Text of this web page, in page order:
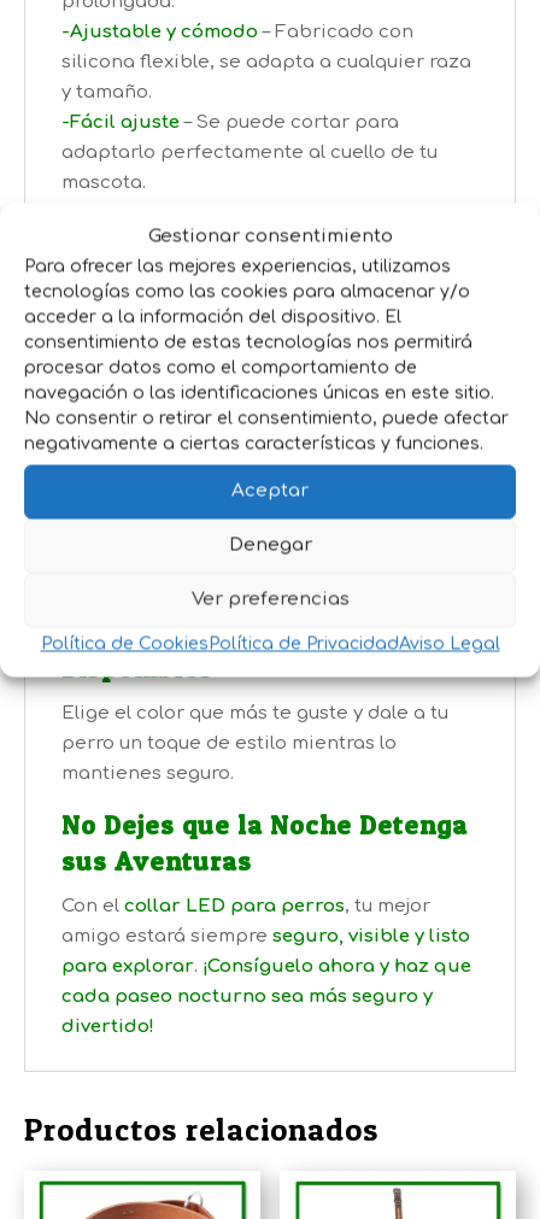
Gestionar consentimiento
Para ofrecer las mejores experiencias, utilizamos
tecnologías como las cookies para almacenar y/o
acceder a la información del dispositivo. El
consentimiento de estas tecnologías nos permitirá
procesar datos como el comportamiento de
navegación o las identificaciones únicas en este sitio.
No consentir o retirar el consentimiento, puede afectar
negativamente a ciertas características y funciones.
Aceptar
Denegar
Ver preferencias
Política de Cookies Política de PrivacidadAviso Legal
-Ajustable y cómodo – Fabricado con
silicona flexible, se adapta a cualquier raza
y tamaño.
-Fácil ajuste – Se puede cortar para
adaptarlo perfectamente al cuello de tu
mascota.
Beneficios Clave
-Mayor seguridad – Mantiene a tu perro
visible en zonas con tráfico o poca
iluminación.
-Tranquilidad total – Disfruta los paseos
nocturnos sin preocuparte por perder de
vista a tu mascota.
-Uso sencillo y práctico– Solo enciéndelo,
ajústalo y listo para la aventura.
-Durabilidad y resistencia– Materiales de
alta calidad que garantizan una larga vida
Variedad de Colores
Elige el color que más te guste y dale a tu
perro un toque de estilo mientras lo
mantienes seguro.
No Dejes que la Noche Detenga
sus Aventuras
Con el collar LED para perros, tu mejor
amigo estará siempre seguro, visible y listo
para explorar. ¡Consíguelo ahora y haz que
cada paseo nocturno sea más seguro y
divertido!
Productos relacionados